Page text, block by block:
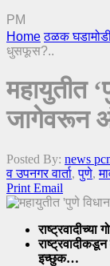
PM
Home ठळक
धुसफूस?..
महायुतीत
जागेवरून
Posted By: news
व उपनगर वार्ता,पुणे,
Print Email
इच्छुक…